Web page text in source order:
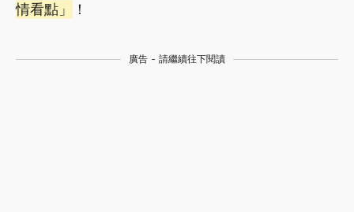
情看點」
！
廣告 - 請繼續往下閱讀